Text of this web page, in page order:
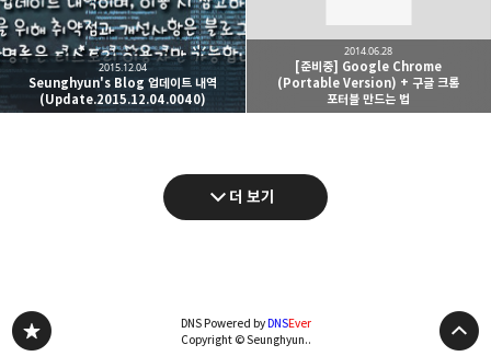
Seunghyun's Blog 업데이트 내역
(Update.2015.12.04.0040)
2015.12.04
[준비중] Google Chrome
(Portable Version) + 구글 크롬
포터블 만드는 법
2014.06.28
더 보기
DNS Powered byDNSEver
Copyright © Seunghyun..